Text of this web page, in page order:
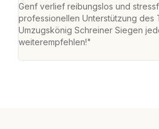
Genf verlief reibungslos und
professionellen Unterstützung des
Umzugskönig Schreiner Siegen
weiterempfehlen!"